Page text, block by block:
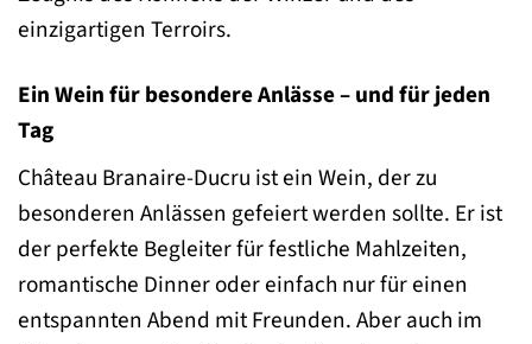
einzigartigen Terroirs.
Ein Wein für besondere Anlässe – und für jeden
Tag
Château Branaire-Ducru ist ein Wein, der zu
besonderen Anlässen gefeiert werden sollte. Er ist
der perfekte Begleiter für festliche Mahlzeiten,
romantische Dinner oder einfach nur für einen
entspannten Abend mit Freunden. Aber auch im